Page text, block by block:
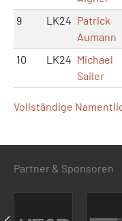
9 LK24 Patrick
Aumann
10 LK24 Michael
Sailer
Vollständige
Partner & Sponsoren